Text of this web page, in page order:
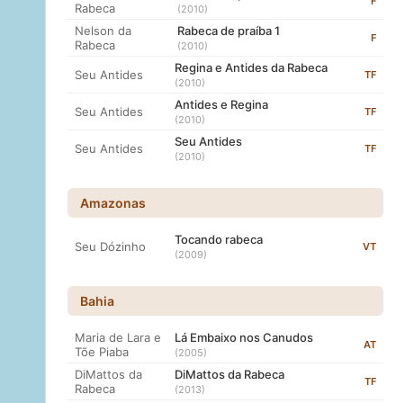
Rabeca
(2010)
Nelson da
Rabeca
Rabeca de praíba 1
(2010)
F
Seu Antides Regina e Antides da Rabeca
(2010)
TF
Seu Antides Antides e Regina
(2010)
TF
Seu Antides Seu Antides
(2010)
TF
Amazonas
Seu Dózinho Tocando rabeca
(2009)
VT
Bahia
Maria de Lara e
Tõe Piaba
Lá Embaixo nos Canudos
(2005)
AT
DiMattos da
Rabeca
DiMattos da Rabeca
(2013)
TF